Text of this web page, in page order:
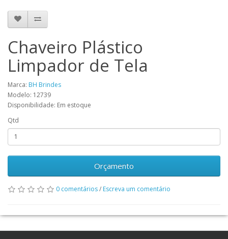
Chaveiro Plástico
Limpador de Tela
Marca: BH Brindes
Modelo: 12739
Disponibilidade: Em estoque
Qtd
Orçamento
0 comentários/ Escreva um comentário